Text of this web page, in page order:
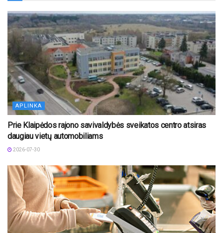
APLINKA
Prie Klaipėdos rajono savivaldybės sveikatos centro atsiras
daugiau vietų automobiliams
2026-07-30